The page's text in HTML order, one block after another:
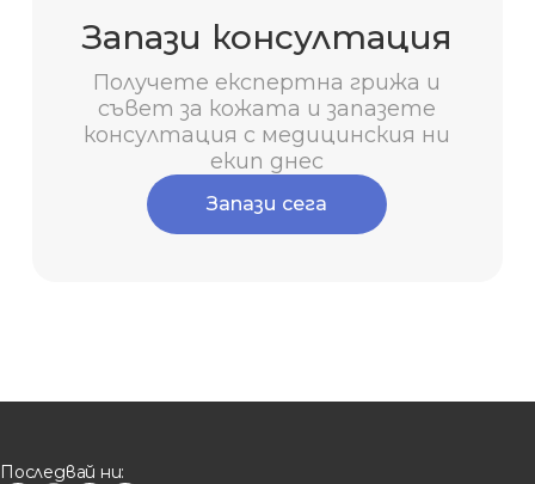
Запази консултация
Получете експертна грижа и
съвет за кожата и запазете
консултация с медицинския ни
екип днес
Запази сега
Последвай ни: